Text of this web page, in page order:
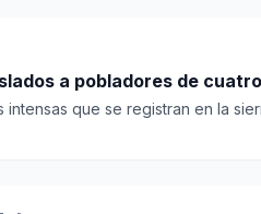
intensas que se registran en la